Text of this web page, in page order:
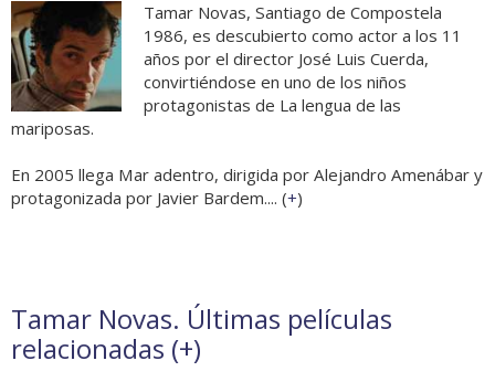
Tamar Novas, Santiago de Compostela
1986, es descubierto como actor a los 11
años por el director José Luis Cuerda,
convirtiéndose en uno de los niños
protagonistas de La lengua de las
mariposas.
En 2005 llega Mar adentro, dirigida por Alejandro Amenábar y
protagonizada por Javier Bardem.... (+)
Tamar Novas. Últimas películas
relacionadas (+)